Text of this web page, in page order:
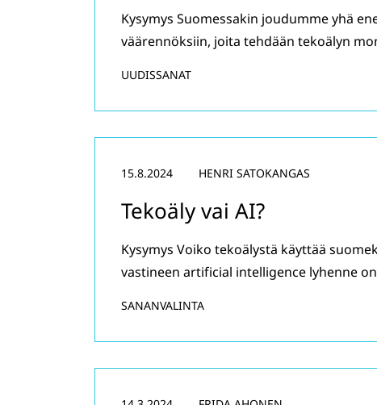
Kysymys Suomessakin joudumme yhä
väärennöksiin, joita tehdään tekoälyn
UUDISSANAT
Tekoäly vai AI?
15.8.2024 HENRI SATOKANGAS
Kysymys Voiko tekoälystä käyttää
vastineen artificial intelligence lyhenne
SANANVALINTA